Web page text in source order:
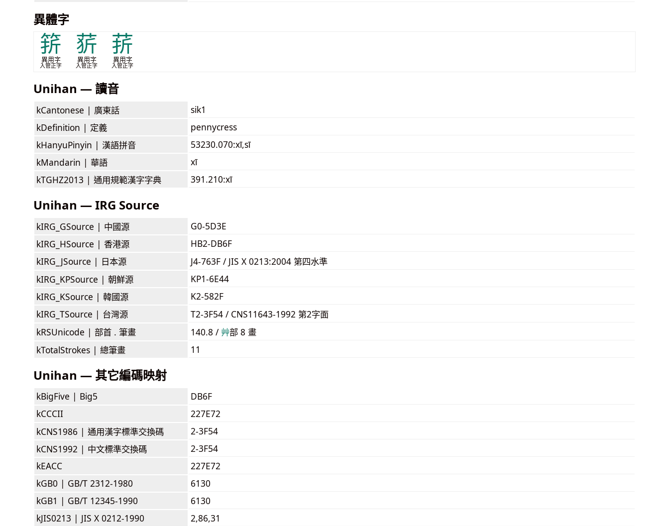
異體字
䇽
異用字
入管正字
䓄
異用字
入管正字
䓆
異用字
入管正字
Unihan — 讀音
kCantonese | 廣東話
sik1
kDefinition | 定義
pennycress
kHanyuPinyin | 漢語拼音
53230.070:xī,sī
kMandarin | 華語
xī
kTGHZ2013 | 通用規範漢字字典 391.210:xī
Unihan — IRG Source
kIRG_GSource | 中國源
G0-5D3E
kIRG_HSource | 香港源
HB2-DB6F
kIRG_JSource | 日本源
J4-763F / JIS X 0213:2004 第四水準
kIRG_KPSource | 朝鮮源
KP1-6E44
kIRG_KSource | 韓國源
K2-582F
kIRG_TSource | 台灣源
T2-3F54 / CNS11643-1992 第2字面
kRSUnicode | 部首 . 筆畫 140.8 / ⾋部 8 畫
kTotalStrokes | 總筆畫 11
Unihan — 其它編碼映射
kBigFive | Big5
DB6F
kCCCII
227E72
kCNS1986 | 通用漢字標準交換碼
2-3F54
kCNS1992 | 中文標準交換碼
2-3F54
kEACC
227E72
kGB0 | GB/T 2312-1980
6130
kGB1 | GB/T 12345-1990
6130
kJIS0213 | JIS X 0212-1990
2,86,31